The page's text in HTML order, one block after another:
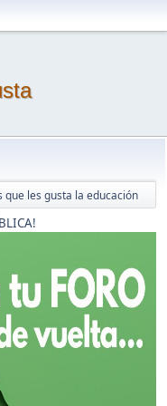
que les gusta la educación